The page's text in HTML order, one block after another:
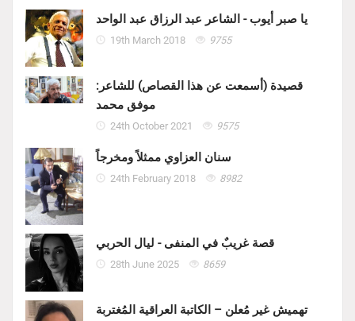
يا صبر أيوب - الشاعر عبد الرزاق عبد الواحد
19th March 2018 9755
قصيدة (أسمعت عن هذا القصاص) للشاعر:
موفق محمد
24th October 2021 9575
سنان العزاوي ممثلاً ومخرجاً
24th February 2018 8982
قصة غريبٌ في المنفى - ليال الحربي
28th June 2025 8659
تهميش غير مُعلن – الكاتبة العراقية المُغتربة